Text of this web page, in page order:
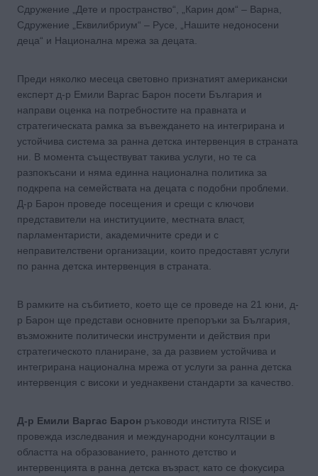
Сдружение „Дете и пространство“, „Карин дом“ – Варна,
Сдружение „Еквилибриум“ – Русе, „Нашите недоносени
деца“ и Национална мрежа за децата.
Преди няколко месеца световно признатият американски
експерт д-р Емили Варгас Барон посети България и
направи оценка на потребностите на правната и
стратегическата рамка за въвеждането на интегрирана и
устойчива система за ранна детска интервенция в страната
ни. В момента съществуват такива услуги, но те са
разпокъсани и няма единна национална политика за
подкрепа на семействата на децата с подобни проблеми.
Д-р Барон проведе посещения и срещи с ключови
представители на институциите, местната власт,
парламентаристи, академичните среди и с
неправителствени организации, които предоставят услуги
по ранна детска интервенция в страната.
В рамките на събитието, което ще се проведе на 21 юни, д-
р Барон ще представи основните препоръки за България,
възможните политически инструменти и действия при
стратегическото планиране, за да развием устойчива и
интегрирана национална мрежа от услуги за ранна детска
интервенция с високи и уеднаквени стандарти за качество.
Д-р Емили Варгас Барон ръководи института RISE и
провежда изследвания и международни консултации в
областта на образованието, ранното детство и
интервенцията в ранна детска възраст, като се фокусира